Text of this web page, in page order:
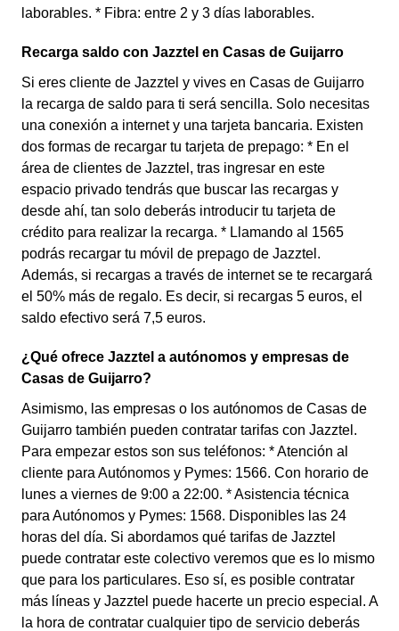
laborables. * Fibra: entre 2 y 3 días laborables.
Recarga saldo con Jazztel en Casas de Guijarro
Si eres cliente de Jazztel y vives en Casas de Guijarro
la recarga de saldo para ti será sencilla. Solo necesitas
una conexión a internet y una tarjeta bancaria. Existen
dos formas de recargar tu tarjeta de prepago: * En el
área de clientes de Jazztel, tras ingresar en este
espacio privado tendrás que buscar las recargas y
desde ahí, tan solo deberás introducir tu tarjeta de
crédito para realizar la recarga. * Llamando al 1565
podrás recargar tu móvil de prepago de Jazztel.
Además, si recargas a través de internet se te recargará
el 50% más de regalo. Es decir, si recargas 5 euros, el
saldo efectivo será 7,5 euros.
¿Qué ofrece Jazztel a autónomos y empresas de
Casas de Guijarro?
Asimismo, las empresas o los autónomos de Casas de
Guijarro también pueden contratar tarifas con Jazztel.
Para empezar estos son sus teléfonos: * Atención al
cliente para Autónomos y Pymes: 1566. Con horario de
lunes a viernes de 9:00 a 22:00. * Asistencia técnica
para Autónomos y Pymes: 1568. Disponibles las 24
horas del día. Si abordamos qué tarifas de Jazztel
puede contratar este colectivo veremos que es lo mismo
que para los particulares. Eso sí, es posible contratar
más líneas y Jazztel puede hacerte un precio especial. A
la hora de contratar cualquier tipo de servicio deberás